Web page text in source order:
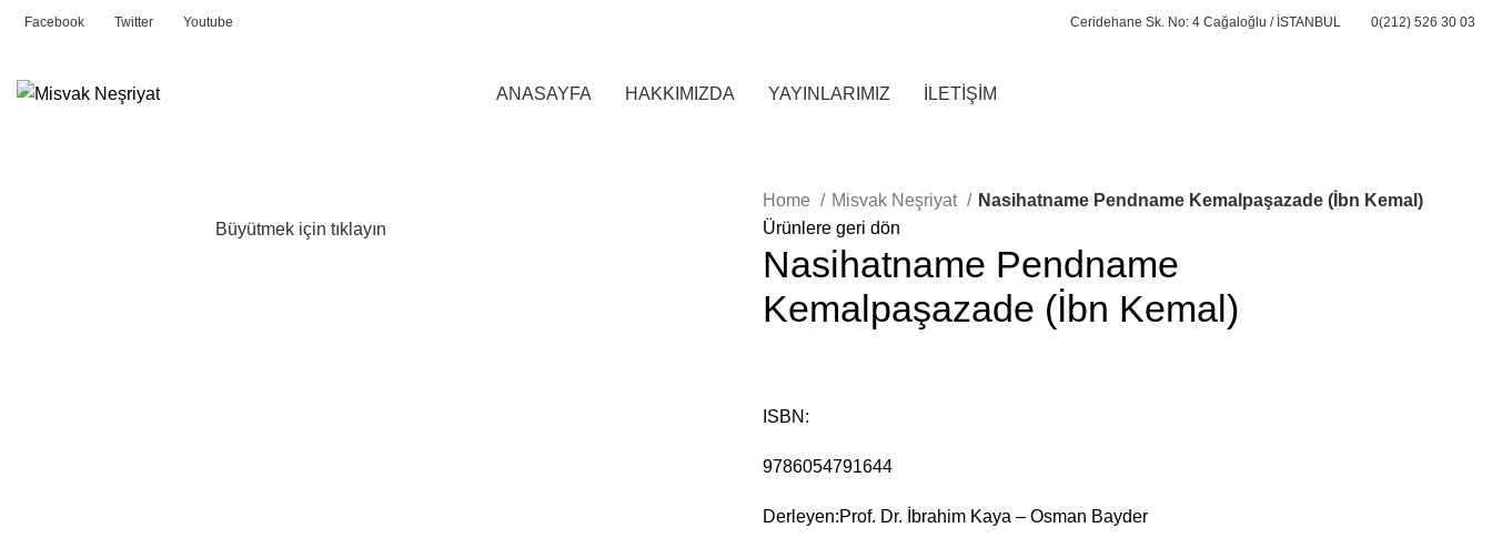
Facebook Twitter Youtube Ceridehane Sk. No: 4 Cağaloğlu / İSTANBUL 0(212) 526 30 03
ANASAYFA HAKKIMIZDA YAYINLARIMIZ İLETİŞİM
Büyütmek için tıklayın
Home Misvak Neşriyat
Nasihatname Pendname Kemalpaşazade (İbn Kemal)
Ürünlere geri dön
Nasihatname Pendname
Kemalpaşazade (İbn Kemal)
ISBN:
9786054791644
Derleyen:Prof. Dr. İbrahim Kaya – Osman Bayder